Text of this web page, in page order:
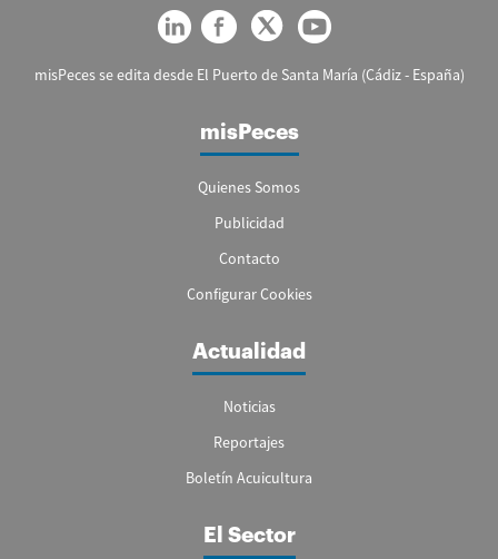
misPeces se edita desde El Puerto de Santa María (Cádiz - España)
misPeces
Quienes Somos
Publicidad
Contacto
Configurar Cookies
Actualidad
Noticias
Reportajes
Boletín Acuicultura
El Sector